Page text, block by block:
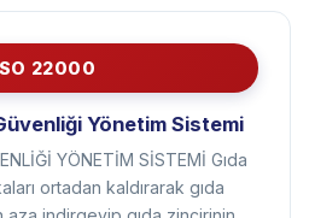
22000
Yönetim Sistemi
YÖNETİM SİSTEMİ Gıda